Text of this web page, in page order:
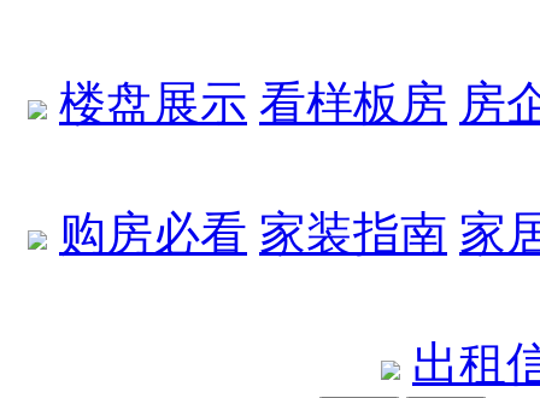
楼盘展示 看样板房 房
购房必看 家装指南 家
出租